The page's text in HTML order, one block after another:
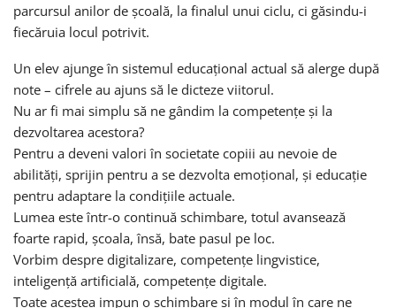
parcursul anilor de școală, la finalul unui ciclu, ci găsindu-i
fiecăruia locul potrivit.
Un elev ajunge în sistemul educațional actual să alerge după
note – cifrele au ajuns să le dicteze viitorul.
Nu ar fi mai simplu să ne gândim la competențe și la
dezvoltarea acestora?
Pentru a deveni valori în societate copiii au nevoie de
abilități, sprijin pentru a se dezvolta emoțional, și educație
pentru adaptare la condițiile actuale.
Lumea este într-o continuă schimbare, totul avansează
foarte rapid, școala, însă, bate pasul pe loc.
Vorbim despre digitalizare, competențe lingvistice,
inteligență artificială, competențe digitale.
Toate acestea impun o schimbare și în modul în care ne